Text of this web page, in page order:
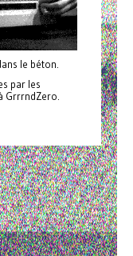
le béton.
par les
GrrrndZero.